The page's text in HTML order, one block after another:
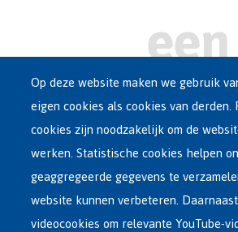
Main
Dutch
Menu
ASIEL IN BELGIË
OPVANGNETWERK
VRIJWILLIGE TERUGKEER
Op deze website maken we gebruik
eigen cookies als cookies van derden.
cookies zijn noodzakelijk om de
werken. Statistische cookies helpen
geaggregeerde gegevens te
website kunnen verbeteren.
videocookies om relevante YouTube-